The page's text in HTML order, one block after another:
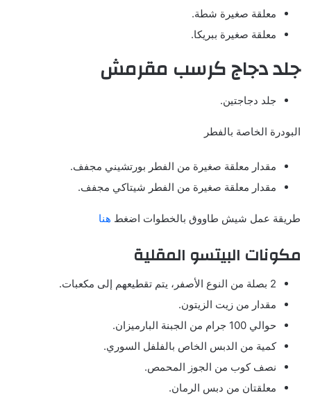
معلقة صغيرة شطة.
معلقة صغيرة ببريكا.
جلد دجاج كرسب مقرمش
جلد دجاجتين.
البودرة الخاصة بالفطر
مقدار معلقة صغيرة من الفطر بورتشيني مجفف.
مقدار معلقة صغيرة من الفطر شيتاكي مجفف.
طريقة عمل شيش طاووق بالخطوات اضغط هنا
مكونات البيتسو المقلية
2 بصلة من النوع الأصفر، يتم تقطيعهم إلى مكعبات.
مقدار من زيت الزيتون.
حوالي 100 جرام من الجبنة البارميزان.
كمية من الدبس الخاص بالفلفل السوري.
نصف كوب من الجوز المحمص.
معلقتان من دبس الرمان.